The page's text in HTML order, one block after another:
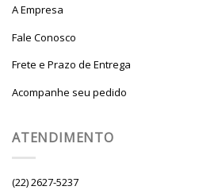
A Empresa
Fale Conosco
Frete e Prazo de Entrega
Acompanhe seu pedido
ATENDIMENTO
(22) 2627-5237